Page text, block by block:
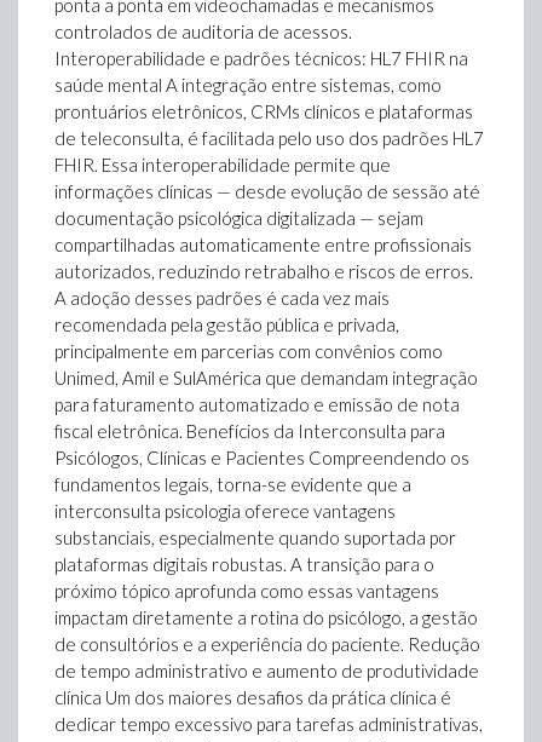
ponta a ponta em videochamadas e mecanismos
controlados de auditoria de acessos.
Interoperabilidade e padrões técnicos: HL7 FHIR na
saúde mental A integração entre sistemas, como
prontuários eletrônicos, CRMs clínicos e plataformas
de teleconsulta, é facilitada pelo uso dos padrões HL7
FHIR. Essa interoperabilidade permite que
informações clínicas — desde evolução de sessão até
documentação psicológica digitalizada — sejam
compartilhadas automaticamente entre profissionais
autorizados, reduzindo retrabalho e riscos de erros.
A adoção desses padrões é cada vez mais
recomendada pela gestão pública e privada,
principalmente em parcerias com convênios como
Unimed, Amil e SulAmérica que demandam integração
para faturamento automatizado e emissão de nota
fiscal eletrônica. Benefícios da Interconsulta para
Psicólogos, Clínicas e Pacientes Compreendendo os
fundamentos legais, torna-se evidente que a
interconsulta psicologia oferece vantagens
substanciais, especialmente quando suportada por
plataformas digitais robustas. A transição para o
próximo tópico aprofunda como essas vantagens
impactam diretamente a rotina do psicólogo, a gestão
de consultórios e a experiência do paciente. Redução
de tempo administrativo e aumento de produtividade
clínica Um dos maiores desafios da prática clínica é
dedicar tempo excessivo para tarefas administrativas,